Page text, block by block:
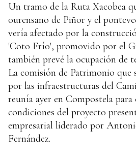
Un tramo de la Ruta Xacobea
ourensano de Piñor y el
vería afectado por la
'Coto Frío', promovido por el
también prevé la ocupación de
La comisión de Patrimonio que
por las infraestructuras del
reunía ayer en Compostela para
condiciones del proyecto
empresarial liderado por
Fernández.